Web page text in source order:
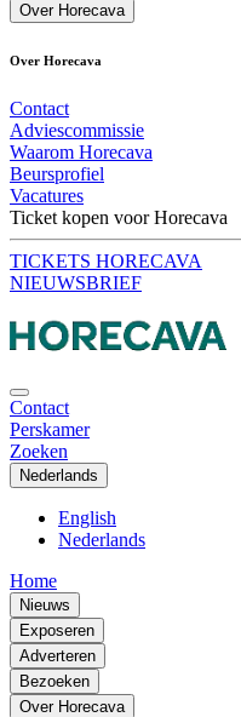
Over Horecava
Over Horecava
Contact
Adviescommissie
Waarom Horecava
Beursprofiel
Vacatures
Ticket kopen voor Horecava
TICKETS HORECAVA
NIEUWSBRIEF
Contact
Perskamer
Zoeken
Nederlands
English
Nederlands
Home
Nieuws
Exposeren
Adverteren
Bezoeken
Over Horecava